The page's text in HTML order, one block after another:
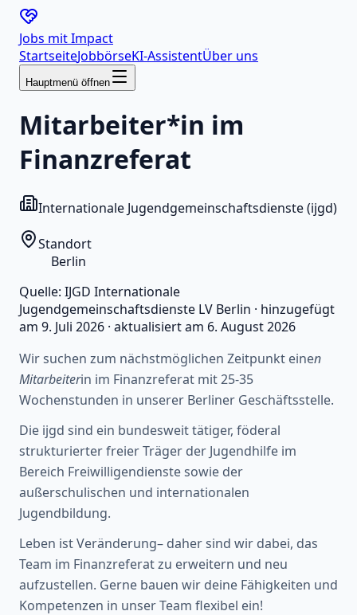
Jobs mitImpact
StartseiteJobbörseKI-AssistentÜber uns
Hauptmenü öffnen
Mitarbeiter*in im
Finanzreferat
Internationale Jugendgemeinschaftsdienste (ijgd)
Standort
Berlin
Quelle: IJGD Internationale
Jugendgemeinschaftsdienste LV Berlin · hinzugefügt
am 9. Juli 2026 · aktualisiert am 6. August 2026
Wir suchen zum nächstmöglichen Zeitpunkt einen
Mitarbeiterin im Finanzreferat mit 25-35
Wochenstunden in unserer Berliner Geschäftsstelle.
Die ijgd sind ein bundesweit tätiger, föderal
strukturierter freier Träger der Jugendhilfe im
Bereich Freiwilligendienste sowie der
außerschulischen und internationalen
Jugendbildung.
Leben ist Veränderung– daher sind wir dabei, das
Team im Finanzreferat zu erweitern und neu
aufzustellen. Gerne bauen wir deine Fähigkeiten und
Kompetenzen in unser Team flexibel ein!